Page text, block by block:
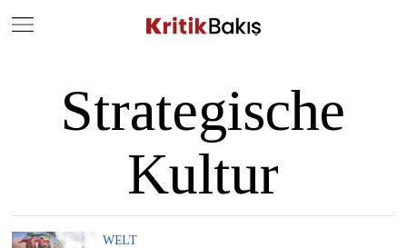
Strategische
Kultur
WELT